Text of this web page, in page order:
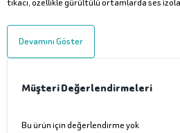
Devamını Göster
Müşteri Değerlendirmeleri
Bu ürün için değerlendirme yok